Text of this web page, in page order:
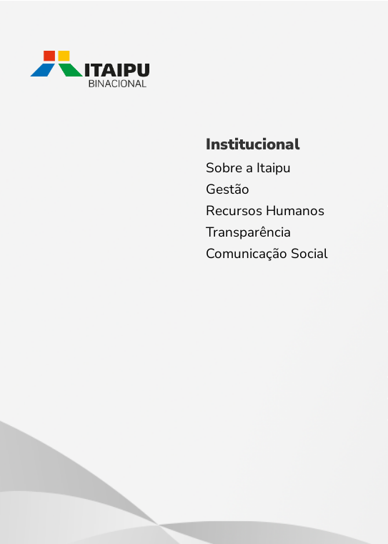
Institucional
Sobre a Itaipu
Gestão
Recursos Humanos
Transparência
Comunicação Social